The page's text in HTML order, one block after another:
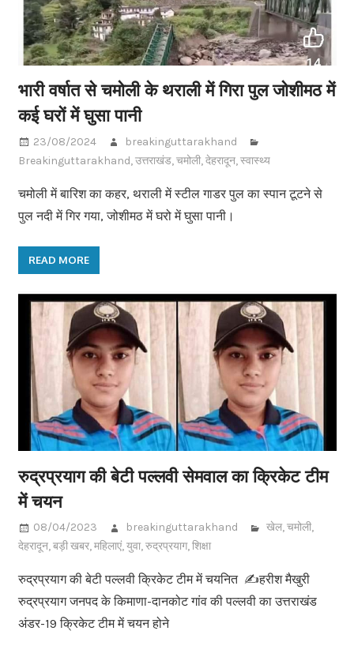
भारी वर्षात से चमोली के थराली में गिरा पुल जोशीमठ में
कई घरों में घुसा पानी
23/08/2024
breakinguttarakhand
Breakinguttarakhand,उत्तराखंड,चमोली,देहरादून,स्वास्थ्य
चमोली में बारिश का कहर, थराली में स्टील गाडर पुल का स्पान टूटने से
पुल नदी में गिर गया, जोशीमठ में घरो में घुसा पानी।
READ MORE
रुद्रप्रयाग की बेटी पल्लवी सेमवाल का क्रिकेट टीम
में चयन
08/04/2023 breakinguttarakhand खेल,चमोली,
देहरादून,बड़ी खबर,महिलाएं,युवा,रुद्रप्रयाग,शिक्षा
रुद्रप्रयाग की बेटी पल्लवी क्रिकेट टीम में चयनित ✍️हरीश मैखुरी
रुद्रप्रयाग जनपद के किमाणा-दानकोट गांव की पल्लवी का उत्तराखंड
अंडर-19 क्रिकेट टीम में चयन होने